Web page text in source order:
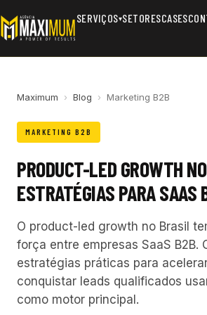
SERVIÇOS▾SETORESCASES
Maximum › Blog › Marketing B2B
MARKETING B2B
PRODUCT-LED GROWTH
ESTRATÉGIAS PARA SAAS
O product-led growth no Brasil
força entre empresas SaaS B2B.
estratégias práticas para
conquistar leads qualificados
como motor principal.